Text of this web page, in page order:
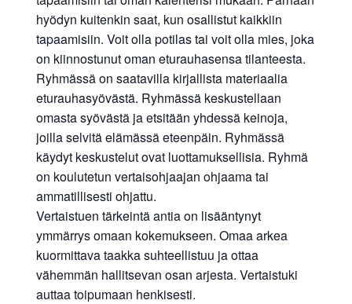
hyödyn kuitenkin saat, kun osallistut kaikkiin
tapaamisiin. Voit olla potilas tai voit olla mies, joka
on kiinnostunut oman eturauhasensa tilanteesta.
Ryhmässä on saatavilla kirjallista materiaalia
eturauhasyövästä. Ryhmässä keskustellaan
omasta syövästä ja etsitään yhdessä keinoja,
joilla selvitä elämässä eteenpäin. Ryhmässä
käydyt keskustelut ovat luottamuksellisia. Ryhmä
on koulutetun vertaisohjaajan ohjaama tai
ammatillisesti ohjattu.
Vertaistuen tärkeintä antia on lisääntynyt
ymmärrys omaan kokemukseen. Omaa arkea
kuormittava taakka suhteellistuu ja ottaa
vähemmän hallitsevan osan arjesta. Vertaistuki
auttaa toipumaan henkisesti.